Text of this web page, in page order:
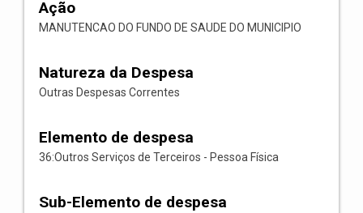
Ação
MANUTENCAO DO FUNDO DE SAUDE DO MUNICIPIO
Natureza da Despesa
Outras Despesas Correntes
Elemento de despesa
36:Outros Serviços de Terceiros - Pessoa Física
Sub-Elemento de despesa